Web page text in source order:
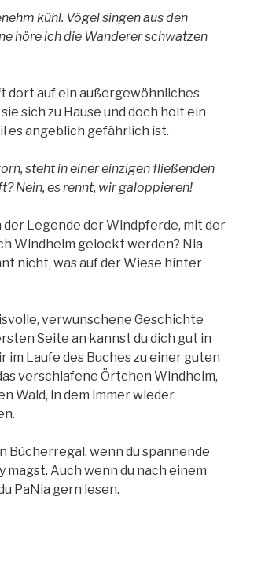
kühl. Vögel singen aus den
höre ich die Wanderer schwatzen
dort auf ein außergewöhnliches
sich zu Hause und doch holt ein
es angeblich gefährlich ist.
steht in einer einzigen fließenden
Nein, es rennt, wir galoppieren!
der Legende der Windpferde, mit der
Windheim gelockt werden? Nia
nicht, was auf der Wiese hinter
verwunschene Geschichte
Seite an kannst du dich gut in
im Laufe des Buches zu einer guten
verschlafene Örtchen Windheim,
Wald, in dem immer wieder
Bücherregal, wenn du spannende
Auch wenn du nach einem
PaNia gern lesen.